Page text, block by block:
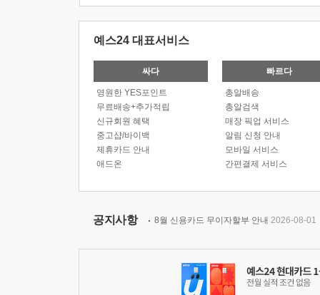
예스24 대표서비스
싸다
영원한 YES포인트
무료배송+추가적립
신규회원 혜택
중고샵/바이백
제휴카드 안내
애드온
빠르다
총알배송
총알검색
매장 픽업 서비스
알림 신청 안내
모바일 서비스
간편결제 서비스
공지사항 8월 신용카드 무이자할부 안내 2026-08-01